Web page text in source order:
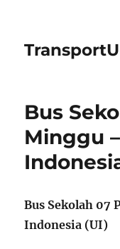
Bus
Minggu
Bus Sekolah 07
Indonesia (UI)